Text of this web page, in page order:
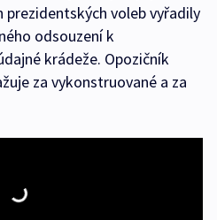
prezidentských voleb vyřadily
odsouzení k
krádeže. Opozičník
za vykonstruované a za